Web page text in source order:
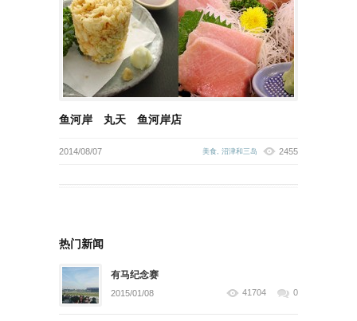
鱼河岸 丸天 鱼河岸店
2014/08/07 美食, 沼津和三岛 2455
热门新闻
有马纪念赛
2015/01/08 41704 0